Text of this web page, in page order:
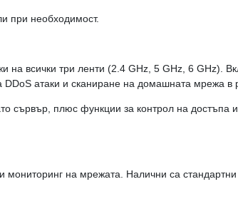
при необходимост.
на всички три ленти (2.4 GHz, 5 GHz, 6 GHz).
DDoS атаки и сканиране на домашната мрежа в
сървър, плюс функции за контрол на достъпа
на мрежата. Налични са стандартни